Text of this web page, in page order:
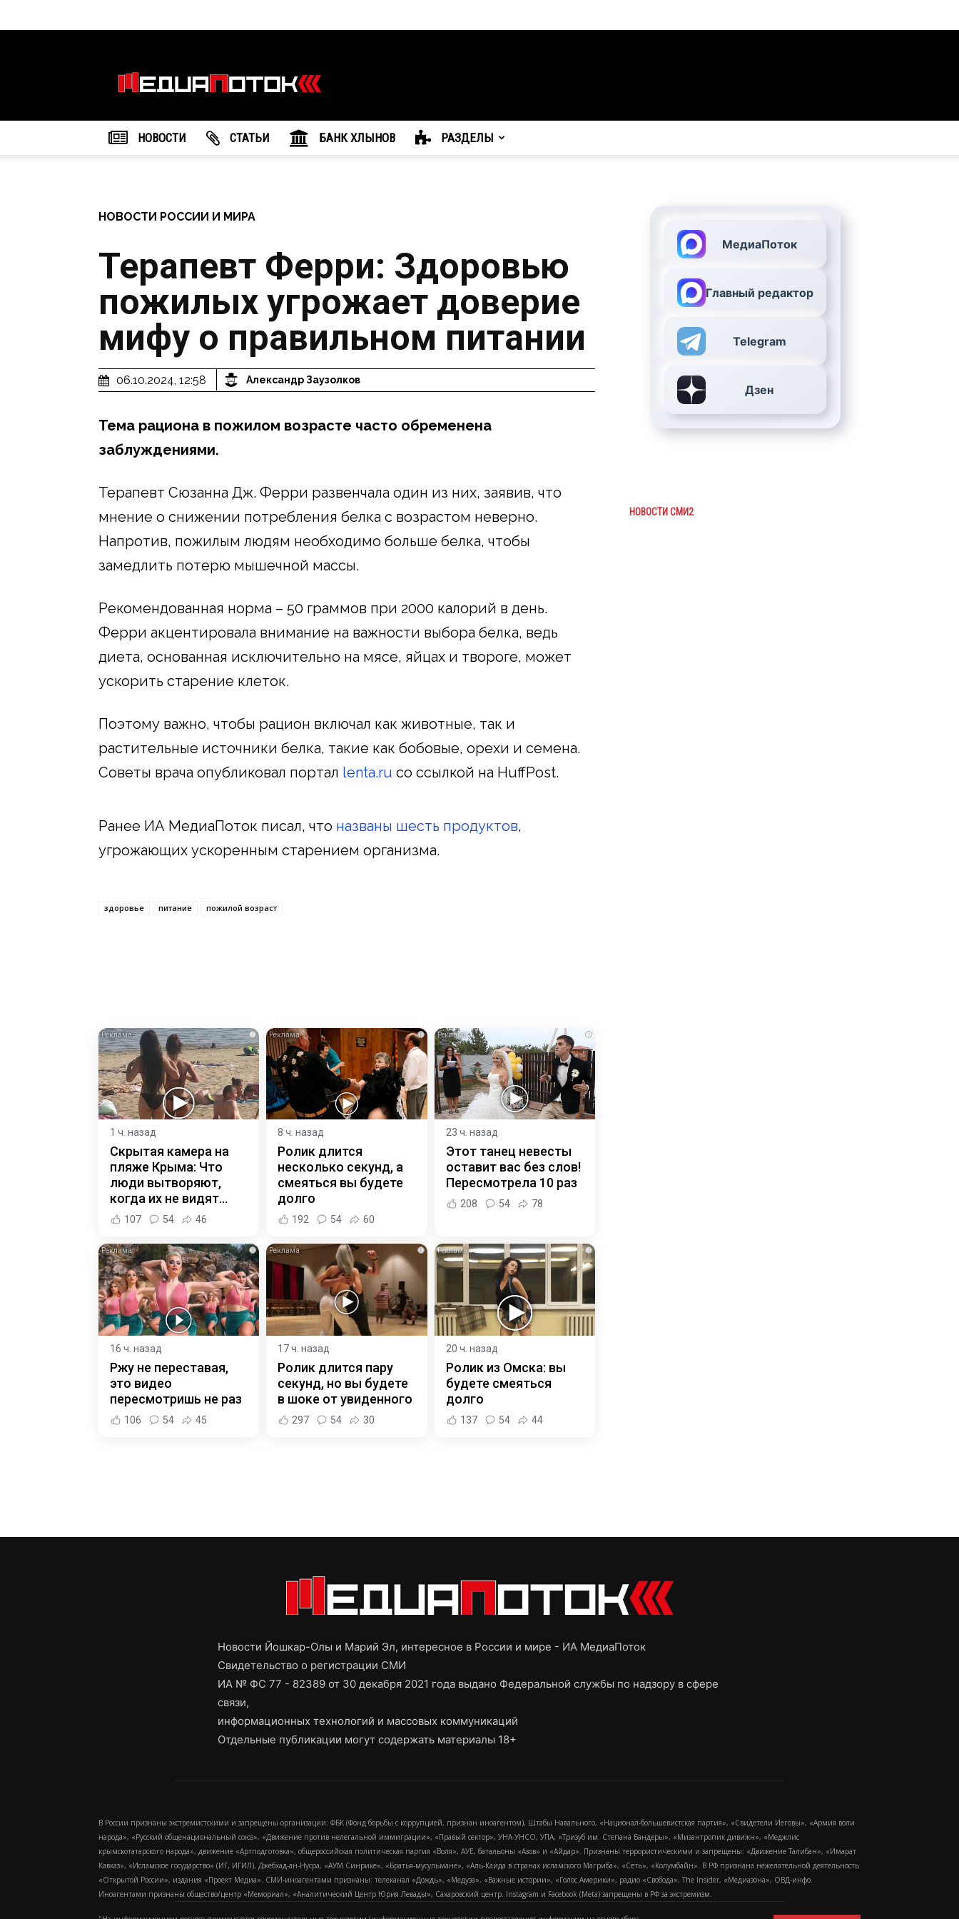
агентство
"МедиаПоток"
НОВОСТИ CТАТЬИ БАНК ХЛЫНОВ РАЗДЕЛЫ
НОВОСТИ РОССИИ И МИРА
Терапевт Ферри: Здоровью
пожилых угрожает доверие
мифу о правильном питании
06.10.2024, 12:58 Александр Заузолков
Тема рациона в пожилом возрасте часто обременена
заблуждениями.
Терапевт Сюзанна Дж. Ферри развенчала один из них, заявив, что
мнение о снижении потребления белка с возрастом неверно.
Напротив, пожилым людям необходимо больше белка, чтобы
замедлить потерю мышечной массы.
Рекомендованная норма – 50 граммов при 2000 калорий в день.
Ферри акцентировала внимание на важности выбора белка, ведь
диета, основанная исключительно на мясе, яйцах и твороге, может
ускорить старение клеток.
Поэтому важно, чтобы рацион включал как животные, так и
растительные источники белка, такие как бобовые, орехи и семена.
Советы врача опубликовал портал lenta.ru со ссылкой на HuffPost.
Ранее ИА МедиаПоток писал, что названы шесть продуктов,
угрожающих ускоренным старением организма.
здоровье питание пожилой возраст
i
1 ч. назад
Скрытая камера на
пляже Крыма: Что
люди вытворяют,
когда их не видят...
107 54 46
i
8 ч. назад
Ролик длится
несколько секунд, а
смеяться вы будете
долго
192 54 60
i
23 ч. назад
Этот танец невесты
оставит вас без слов!
Пересмотрела 10 раз
208 54 78
i
16 ч. назад
Ржу не переставая,
это видео
пересмотришь не раз
106 54 45
i
17 ч. назад
Ролик длится пару
секунд, но вы будете
в шоке от увиденного
297 54 30
i
20 ч. назад
Ролик из Омска: вы
будете смеяться
долго
137 54 44
МедиаПоток
Главный редактор
Telegram
Дзен
НОВОСТИ СМИ2
Новости Йошкар-Олы и Марий Эл, интересное в России и мире - ИА МедиаПоток
Свидетельство о регистрации СМИ
ИА № ФС 77 - 82389 от 30 декабря 2021 года выдано Федеральной службы по надзору в сфере
связи,
информационных технологий и массовых коммуникаций
Отдельные публикации могут содержать материалы 18+
В России признаны экстремистскими и запрещены организации: ФБК (Фонд борьбы с коррупцией, признан иноагентом), Штабы Навального, «Национал-большевистская партия», «Свидетели Иеговы», «Армия воли
народа», «Русский общенациональный союз», «Движение против нелегальной иммиграции», «Правый сектор», УНА-УНСО, УПА, «Тризуб им. Степана Бандеры», «Мизантропик дивижн», «Меджлис
крымскотатарского народа», движение «Артподготовка», общероссийская политическая партия «Воля», АУЕ, батальоны «Азов» и «Айдар». Признаны террористическими и запрещены: «Движение Талибан», «Имарат
Кавказ», «Исламское государство» (ИГ, ИГИЛ), Джебхад-ан-Нусра, «АУМ Синрике», «Братья-мусульмане», «Аль-Каида в странах исламского Магриба», «Сеть», «Колумбайн». В РФ признана нежелательной деятельность
«Открытой России», издания «Проект Медиа». СМИ-иноагентами признаны: телеканал «Дождь», «Медуза», «Важные истории», «Голос Америки», радио «Свобода», The Insider, «Медиазона», ОВД-инфо.
Иноагентами признаны общество/центр «Мемориал», «Аналитический Центр Юрия Левады», Сахаровский центр. Instagram и Facebook (Metа) запрещены в РФ за экстремизм.